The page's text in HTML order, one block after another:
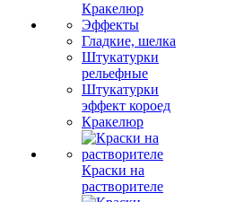
Кракелюр
Эффекты
Гладкие, шелка
Штукатурки
рельефные
Штукатурки
эффект короед
Кракелюр
Краски на
растворителе